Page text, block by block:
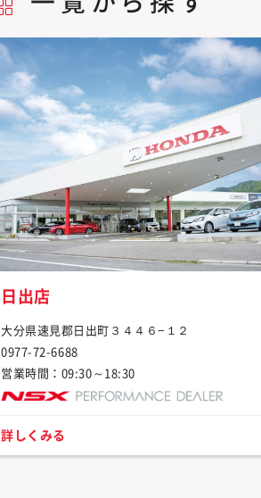
日出店
大分県速見郡日出町３４４６−１２
0977-72-6688
営業時間：09:30～18:30
詳しくみる